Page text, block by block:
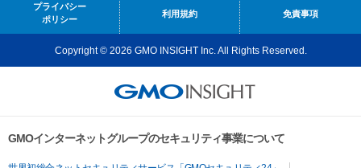
プライバシー
ポリシー
利用規約 免責事項
Copyright © 2026 GMO INSIGHT Inc. All Rights Reserved.
GMOインターネットグループのセキュリティ事業について